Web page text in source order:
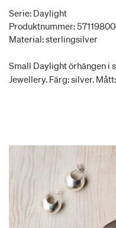
Serie: Daylight
Produktnummer:
Material: sterlingsilver
Small Daylight örhängen i
Jewellery. Färg: silver.